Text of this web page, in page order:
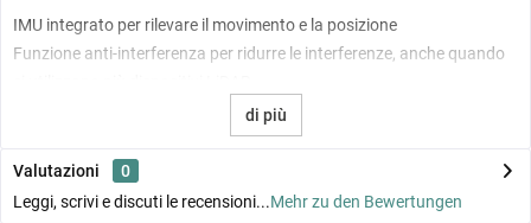
IMU integrato per rilevare il movimento e la posizione
Funzione anti-interferenza per ridurre le interferenze, anche quando
Interfaccia: Ethernet (100BASE-TX)
Tensione di alimentazione: da 9 a 27 V DC
di più
Valutazioni
0
Leggi, scrivi e discuti le recensioni...Mehr zu den Bewertungen